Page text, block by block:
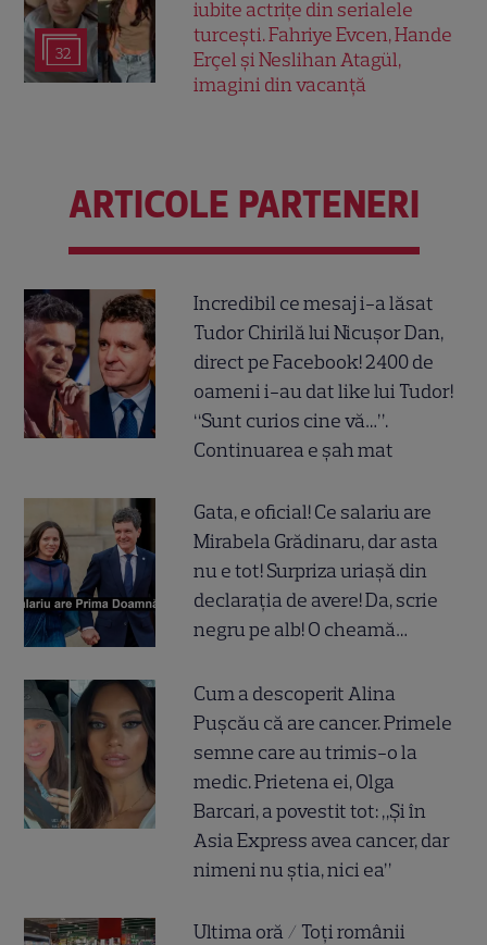
32
iubite actrițe din serialele
turcești. Fahriye Evcen, Hande
Erçel și Neslihan Atagül,
imagini din vacanță
ARTICOLE PARTENERI
Incredibil ce mesaj i-a lăsat
Tudor Chirilă lui Nicușor Dan,
direct pe Facebook! 2400 de
oameni i-au dat like lui Tudor!
“Sunt curios cine vă…”.
Continuarea e șah mat
Gata, e oficial! Ce salariu are
Mirabela Grădinaru, dar asta
nu e tot! Surpriza uriașă din
declarația de avere! Da, scrie
negru pe alb! O cheamă…
Cum a descoperit Alina
Pușcău că are cancer. Primele
semne care au trimis-o la
medic. Prietena ei, Olga
Barcari, a povestit tot: „Și în
Asia Express avea cancer, dar
nimeni nu știa, nici ea”
Ultima oră / Toți românii